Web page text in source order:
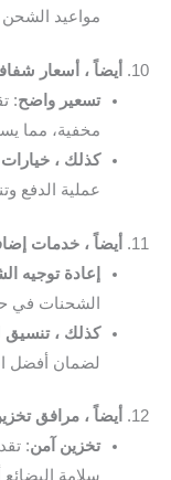
مواعيد الشحن
10.
أيضاً ، أسعار
تسعير واضح:
مخفية، مما
كذلك ،
عملية الدفع
11.
أيضاً ، خدمات
إعادة توجيه
الشحنات في
كذلك ،
لضمان أفضل
12.
أيضاً ، مرافق
تخزين آمن:
سلامة